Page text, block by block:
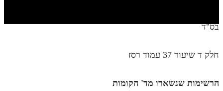
חלק יג
בס"ד
חלק ד שיעור 37 עמוד רסז
הרשימות שנשארו מד' הקומות